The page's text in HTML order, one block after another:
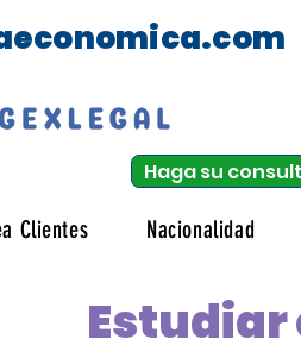
Haga su
Clientes Nacionalidad
Estudiar